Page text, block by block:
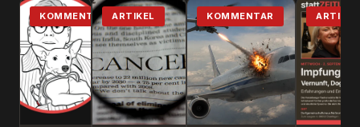
KOMMENTAR ARTIKEL KOMMENTAR ARTIKEL